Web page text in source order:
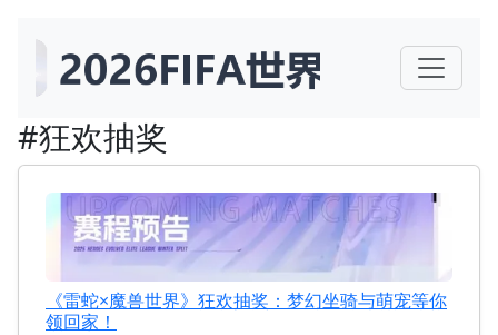
#狂欢抽奖
《雷蛇×魔兽世界》狂欢抽奖：梦幻坐骑与萌宠等你
领回家！